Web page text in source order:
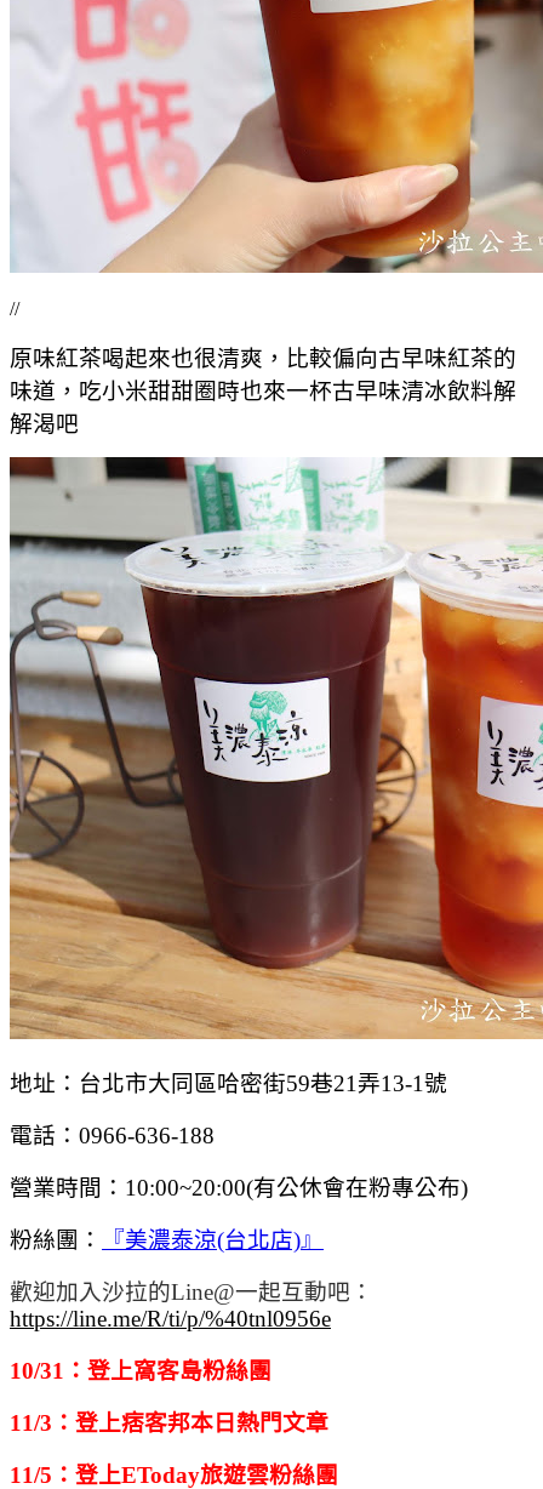
//
原味紅茶喝起來也很清爽，比較偏向古早味紅茶的
味道，吃小米甜甜圈時也來一杯古早味清冰飲料解
解渴吧
地址：台北市大同區哈密街59巷21弄13-1號
電話：0966-636-188
營業時間：10:00~20:00(有公休會在粉專公布)
粉絲團： 『美濃泰涼(台北店)』
歡迎加入沙拉的Line@一起互動吧：
https://line.me/R/ti/p/%40tnl0956e
10/31：登上窩客島粉絲團
11/3：登上痞客邦本日熱門文章
11/5：登上EToday旅遊雲粉絲團